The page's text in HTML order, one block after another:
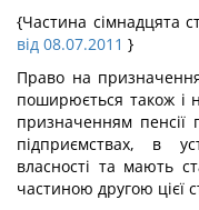
{Частина сімнадцята
від 08.07.2011 }
Право на
поширюється також і
призначенням
підприємствах, в
власності та мають
частиною другою цієї